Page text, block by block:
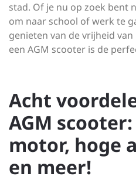
stad. Of je nu op zoek bent
om naar school of werk te
genieten van de vrijheid
een AGM scooter is de
Acht
AGM
motor, hoge
en meer!